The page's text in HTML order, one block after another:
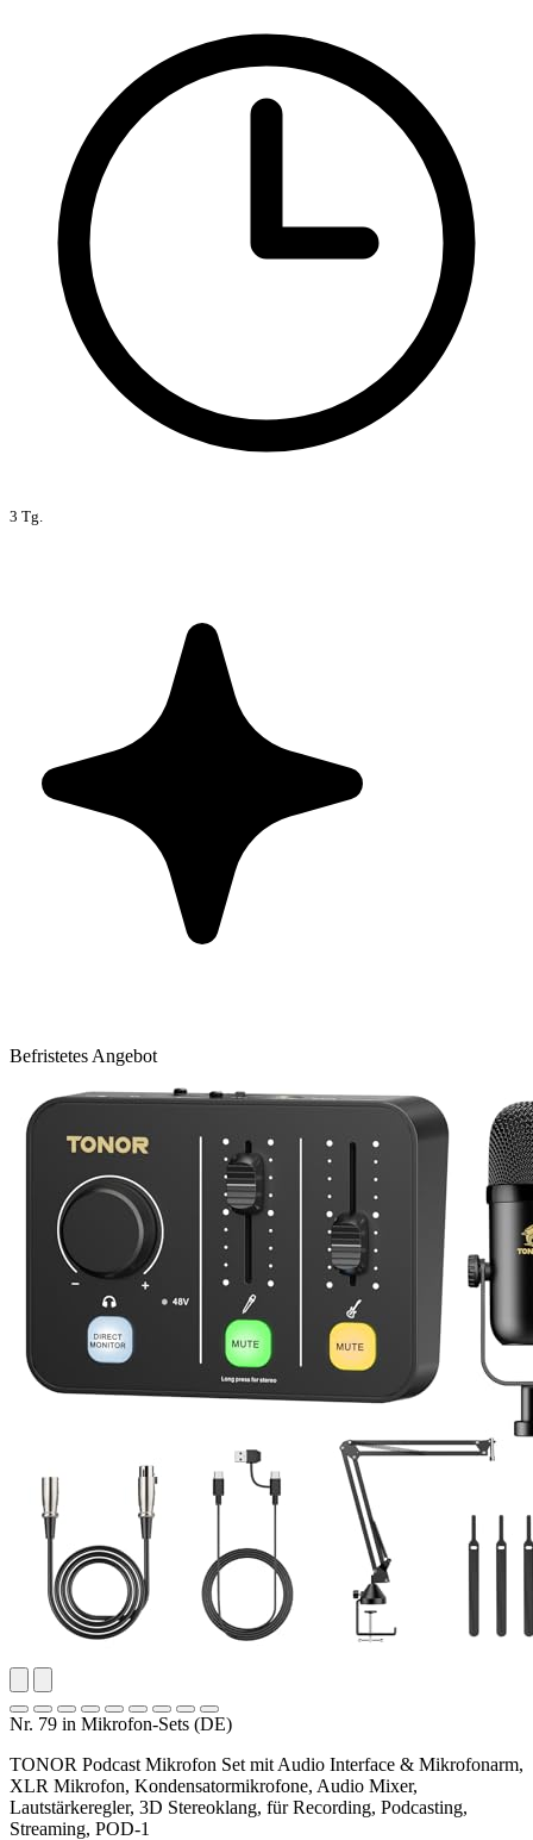
3 Tg.
Befristetes Angebot
Nr. 79 in Mikrofon-Sets (DE)
TONOR Podcast Mikrofon Set mit Audio Interface & Mikrofonarm,
XLR Mikrofon, Kondensatormikrofone, Audio Mixer,
Lautstärkeregler, 3D Stereoklang, für Recording, Podcasting,
Streaming, POD-1